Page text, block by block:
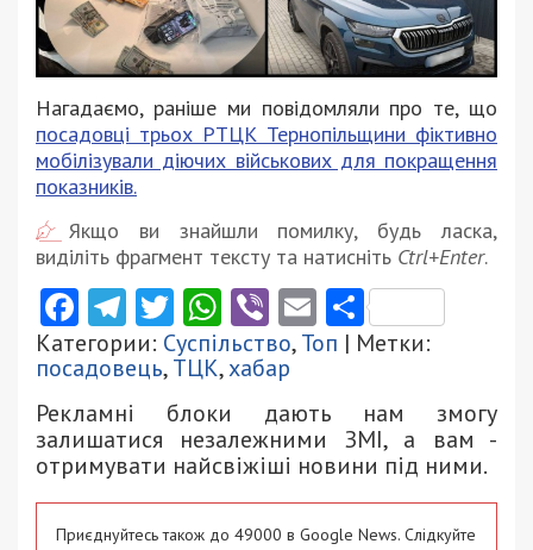
Нагадаємо, раніше ми повідомляли про те, що
посадовці трьох РТЦК Тернопільщини фіктивно
мобілізували діючих військових для покращення
показників.
Якщо ви знайшли помилку, будь ласка,
виділіть фрагмент тексту та натисніть Ctrl+Enter.
Facebook
Telegram
Twitter
WhatsApp
ViberEmail
Категории: Суспільство,Топ | Метки:
посадовець,ТЦК,хабар
Рекламні блоки дають нам змогу
залишатися незалежними ЗМІ, а вам -
отримувати найсвіжіші новини під ними.
Приєднуйтесь також до 49000 в Google News. Слідкуйте